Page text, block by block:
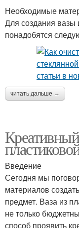
Необходимые
Для создания вазы
понадобятся
читать дальше →
Введение
Сегодня мы
материалов
предмет. Ваза из
не только
способ проявить